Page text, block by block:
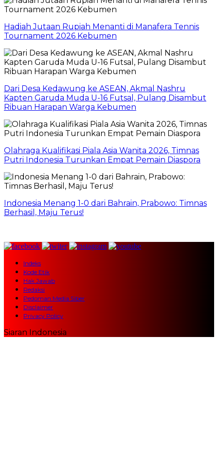
Hadiah Jutaan Rupiah Menanti di Manafera Tennis
Tournament 2026 Kebumen
Dari Desa Kedawung ke ASEAN, Akmal Nashru
Kapten Garuda Muda U-16 Futsal, Pulang Disambut
Ribuan Harapan Warga Kebumen
Olahraga Kualifikasi Piala Asia Wanita 2026, Timnas
Putri Indonesia Turunkan Empat Pemain Diaspora
Indonesia Menang 1-0 dari Bahrain, Prabowo: Timnas
Berhasil, Maju Terus!
Indeks
Kode Etik
Hak Jawab
Redaksi
Pedoman Media Siber
Disclaimer
Privacy Policy
Siaran Indonesia